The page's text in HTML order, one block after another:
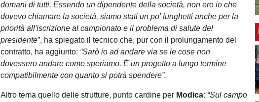
domani di tutti. Essendo un dipendente della società, non ero io che
dovevo chiamare la società, siamo stati un po' lunghetti anche per la
priorità all'iscrizione al campionato e il problema di salute del
presidente”, ha spiegato il tecnico che, pur con il prolungamento del
contratto, ha aggiunto: “Sarò io ad andare via se le cose non
dovessero andare come speriamo. È un progetto a lungo termine
compatibilmente con quanto si potrà spendere”.
Altro tema quello delle strutture, punto cardine per Modica: “Sul campo